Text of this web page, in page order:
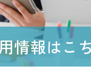
情報はこ